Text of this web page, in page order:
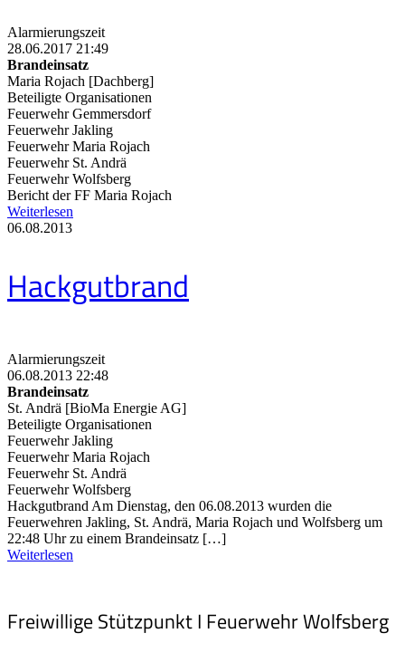
Alarmierungszeit
28.06.2017 21:49
Brandeinsatz
Maria Rojach [Dachberg]
Beteiligte Organisationen
Feuerwehr Gemmersdorf
Feuerwehr Jakling
Feuerwehr Maria Rojach
Feuerwehr St. Andrä
Feuerwehr Wolfsberg
Bericht der FF Maria Rojach
Weiterlesen
06.08.2013
Hackgutbrand
Alarmierungszeit
06.08.2013 22:48
Brandeinsatz
St. Andrä [BioMa Energie AG]
Beteiligte Organisationen
Feuerwehr Jakling
Feuerwehr Maria Rojach
Feuerwehr St. Andrä
Feuerwehr Wolfsberg
Hackgutbrand Am Dienstag, den 06.08.2013 wurden die
Feuerwehren Jakling, St. Andrä, Maria Rojach und Wolfsberg um
22:48 Uhr zu einem Brandeinsatz […]
Weiterlesen
Freiwillige Stützpunkt I Feuerwehr Wolfsberg